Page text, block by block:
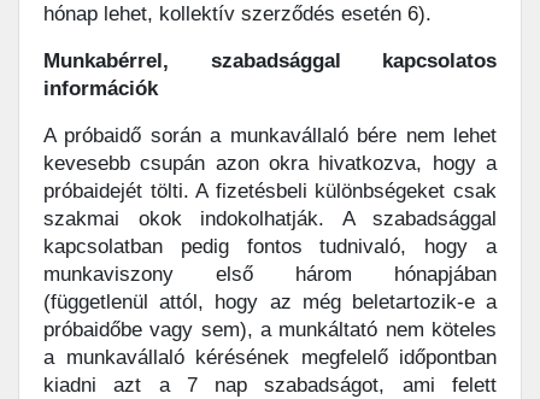
hónap lehet, kollektív szerződés esetén 6).
Munkabérrel, szabadsággal kapcsolatos
információk
A próbaidő során a munkavállaló bére nem lehet
kevesebb csupán azon okra hivatkozva, hogy a
próbaidejét tölti. A fizetésbeli különbségeket csak
szakmai okok indokolhatják. A szabadsággal
kapcsolatban pedig fontos tudnivaló, hogy a
munkaviszony első három hónapjában
(függetlenül attól, hogy az még beletartozik-e a
próbaidőbe vagy sem), a munkáltató nem köteles
a munkavállaló kérésének megfelelő időpontban
kiadni azt a 7 nap szabadságot, ami felett